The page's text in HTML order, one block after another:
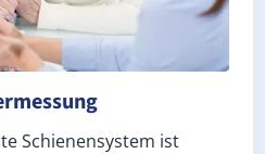
Schienensystem ist